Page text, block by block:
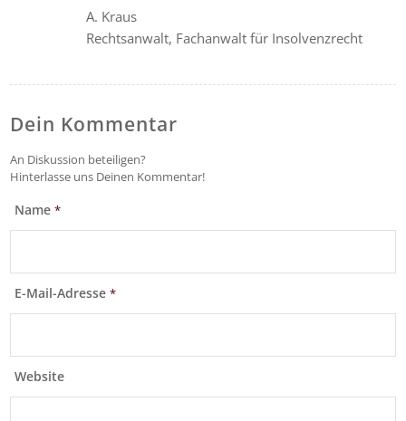
A. Kraus
Rechtsanwalt, Fachanwalt für Insolvenzrecht
Dein Kommentar
An Diskussion beteiligen?
Hinterlasse uns Deinen Kommentar!
Name*
E-Mail-Adresse*
Website